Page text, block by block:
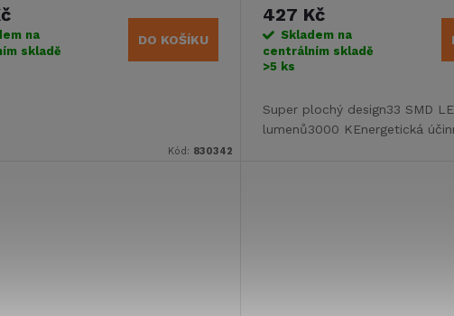
na
skladě
DO KOŠÍKU
Kód: 830342
427 Kč
Skladem na
centrálním skladě
>5 ks
Super plochý design33 SMD
lumenů3000 KEnergetická